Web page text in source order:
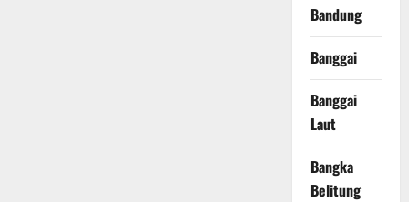
Bandung
Banggai
Banggai
Laut
Bangka
Belitung